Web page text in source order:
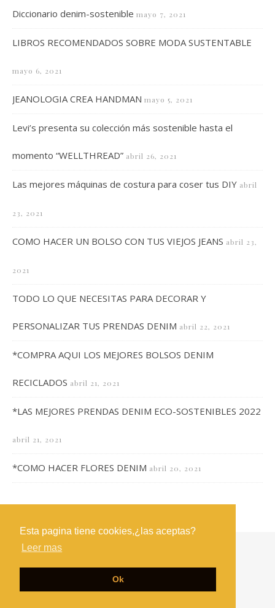
Esta pagina tiene cookies,¿las aceptas?
Leer mas
Ok
Diccionario denim-sostenible mayo 7, 2021
LIBROS RECOMENDADOS SOBRE MODA SUSTENTABLE
mayo 6, 2021
JEANOLOGIA CREA HANDMAN mayo 5, 2021
Levi’s presenta su colección más sostenible hasta el
momento “WELLTHREAD” abril 26, 2021
Las mejores máquinas de costura para coser tus DIY abril
23, 2021
COMO HACER UN BOLSO CON TUS VIEJOS JEANS abril 23,
2021
TODO LO QUE NECESITAS PARA DECORAR Y
PERSONALIZAR TUS PRENDAS DENIM abril 22, 2021
*COMPRA AQUI LOS MEJORES BOLSOS DENIM
RECICLADOS abril 21, 2021
*LAS MEJORES PRENDAS DENIM ECO-SOSTENIBLES 2022
abril 21, 2021
*COMO HACER FLORES DENIM abril 20, 2021
SOBRE NOSOTROS
POLÍTICA DE PRIVACIDAD Aviso legal